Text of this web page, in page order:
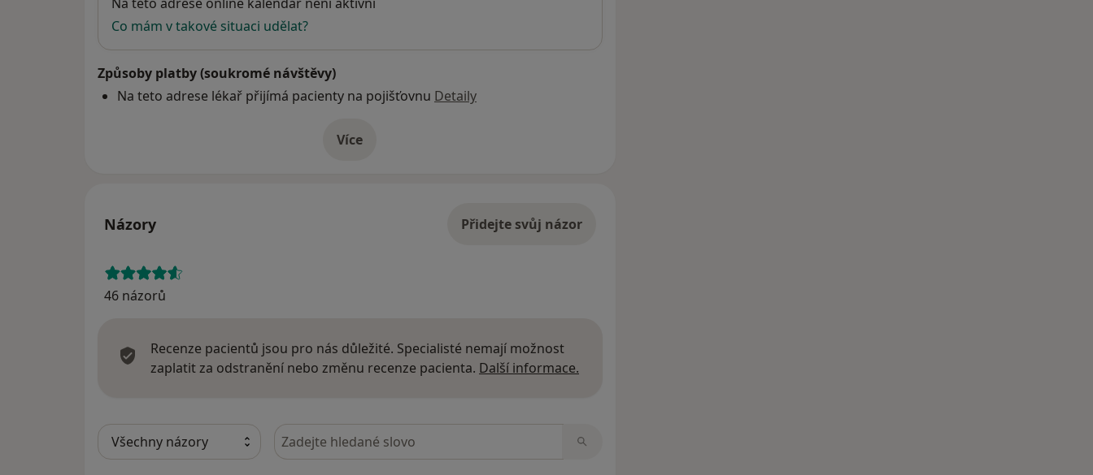
Na této adrese online kalendář není aktivní
Co mám v takové situaci udělat?
Způsoby platby (soukromé návštěvy)
Na teto adrese lékař přijímá pacienty na pojišťovnu Detaily
Víceo adrese
Názory Přidejte svůj názor
46 názorů
Recenze pacientů jsou pro nás důležité. Specialisté nemají možnost
zaplatit za odstranění nebo změnu recenze pacienta. Další informace.
Hledejte v názorech